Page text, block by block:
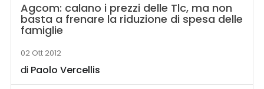
Agcom: calano i prezzi delle Tlc, ma non
basta a frenare la riduzione di spesa delle
famiglie
02 Ott 2012
di Paolo Vercellis